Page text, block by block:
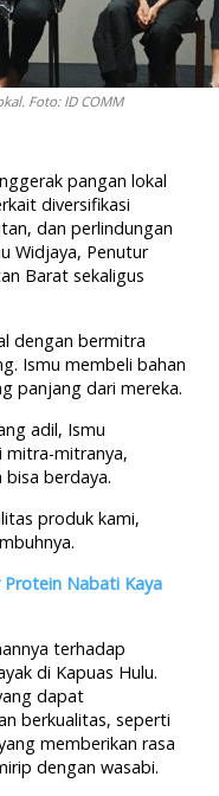
Foto: ID COMM
pangan lokal
diversifikasi
dan perlindungan
Widjaya, Penutur
Barat sekaligus
dengan bermitra
Ismu membeli bahan
panjang dari mereka.
adil, Ismu
mitra-mitranya,
berdaya.
produk kami,
Protein Nabati Kaya
terhadap
di Kapuas Hulu.
dapat
berkualitas, seperti
memberikan rasa
dengan wasabi.